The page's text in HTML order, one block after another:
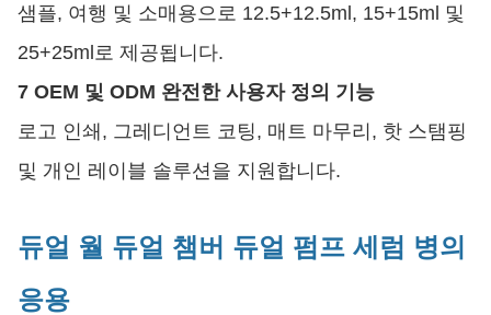
샘플, 여행 및 소매용으로 12.5+12.5ml, 15+15ml 및
25+25ml로 제공됩니다.
7 OEM 및 ODM 완전한 사용자 정의 기능
로고 인쇄, 그레디언트 코팅, 매트 마무리, 핫 스탬핑
및 개인 레이블 솔루션을 지원합니다.
듀얼 월 듀얼 챔버 듀얼 펌프 세럼 병의
응용